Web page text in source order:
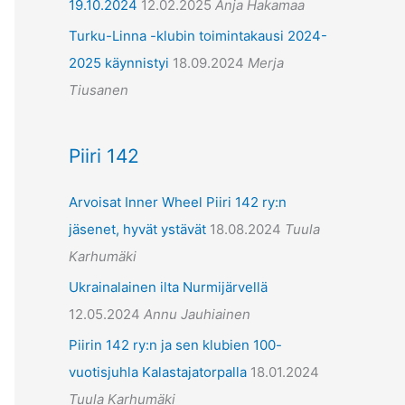
19.10.2024 12.02.2025 Anja Hakamaa
Turku-Linna -klubin toimintakausi 2024-
2025 käynnistyi 18.09.2024 Merja
Tiusanen
Piiri 142
Arvoisat Inner Wheel Piiri 142 ry:n
jäsenet, hyvät ystävät 18.08.2024 Tuula
Karhumäki
Ukrainalainen ilta Nurmijärvellä
12.05.2024 Annu Jauhiainen
Piirin 142 ry:n ja sen klubien 100-
vuotisjuhla Kalastajatorpalla 18.01.2024
Tuula Karhumäki